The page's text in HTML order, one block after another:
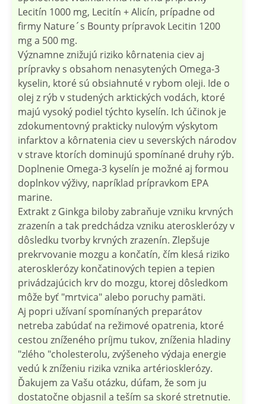
Lecitín 1000 mg, Lecitín + Alicín, prípadne od
firmy Nature´s Bounty prípravok Lecitin 1200
mg a 500 mg.
Významne znižujú riziko kôrnatenia ciev aj
prípravky s obsahom nenasytených Omega-3
kyselin, ktoré sú obsiahnuté v rybom oleji. Ide o
olej z rýb v studených arktických vodách, ktoré
majú vysoký podiel týchto kyselín. Ich účinok je
zdokumentovný prakticky nulovým výskytom
infarktov a kôrnatenia ciev u severských národov
v strave ktorích dominujú spomínané druhy rýb.
Doplnenie Omega-3 kyselín je možné aj formou
doplnkov výživy, napríklad prípravkom EPA
marine.
Extrakt z Ginkga biloby zabraňuje vzniku krvných
zrazenín a tak predchádza vzniku aterosklerózy v
dôsledku tvorby krvných zrazenín. Zlepšuje
prekrvovanie mozgu a končatín, čím klesá riziko
aterosklerózy končatinových tepien a tepien
privádzajúcich krv do mozgu, ktorej dôsledkom
môže byť "mrtvica" alebo poruchy pamäti.
Aj popri užívaní spomínaných preparátov
netreba zabúdať na režimové opatrenia, ktoré
cestou zníženého príjmu tukov, zníženia hladiny
"zlého "cholesterolu, zvýšeneho výdaja energie
vedú k zníženiu rizika vznika artériosklerózy.
Ďakujem za Vašu otázku, dúfam, že som ju
dostatočne objasnil a teším sa skoré stretnutie.